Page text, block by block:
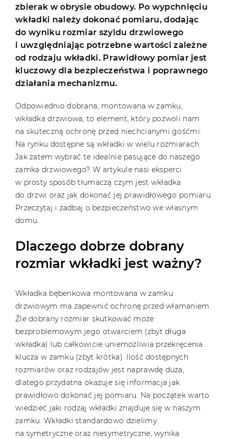
zbierak w obrysie obudowy. Po wypchnięciu
wkładki należy dokonać pomiaru, dodając
do wyniku rozmiar szyldu drzwiowego
i uwzględniając potrzebne wartości zależne
od rodzaju wkładki. Prawidłowy pomiar jest
kluczowy dla bezpieczeństwa i poprawnego
działania mechanizmu.
Odpowiednio dobrana, montowana w zamku,
wkładka drzwiowa, to element, który pozwoli nam
na skuteczną ochronę przed niechcianymi gośćmi.
Na rynku dostępne są wkładki w wielu rozmiarach.
Jak zatem wybrać te idealnie pasujące do naszego
zamka drzwiowego? W artykule nasi eksperci
w prosty sposób tłumaczą czym jest wkładka
do drzwi oraz jak dokonać jej prawidłowego pomiaru.
Przeczytaj i zadbaj o bezpieczeństwo we własnym
domu.
Dlaczego dobrze dobrany
rozmiar wkładki jest ważny?
Wkładka bębenkowa montowana w zamku
drzwiowym ma zapewnić ochronę przed włamaniem.
Źle dobrany rozmiar skutkować może
bezproblemowym jego otwarciem (zbyt długa
wkładka) lub całkowicie uniemożliwia przekręcenia
klucza w zamku (zbyt krótka). Ilość dostępnych
rozmiarów oraz rodzajów jest naprawdę duża,
dlatego przydatna okazuje się informacja jak
prawidłowo dokonać jej pomiaru. Na początek warto
wiedzieć jaki rodzaj wkładki znajduje się w naszym
zamku. Wkładki standardowo dzielimy
na symetryczne oraz niesymetryczne, wynika